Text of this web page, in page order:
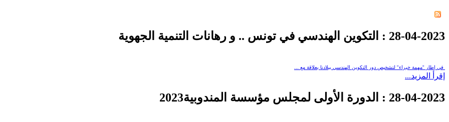
28-04-2023 : التكوين الهندسي في تونس .. و رهانات التنمية الجهوية
في إطار "مهمة خبراء" لتشخيص دور التكوين الهندسي ببلادنا بعلاقة مع ...
إقرأ المزيد...
28-04-2023 : الدورة الأولى لمجلس مؤسسة المندوبية2023